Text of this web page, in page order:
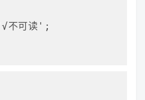
√不可读';